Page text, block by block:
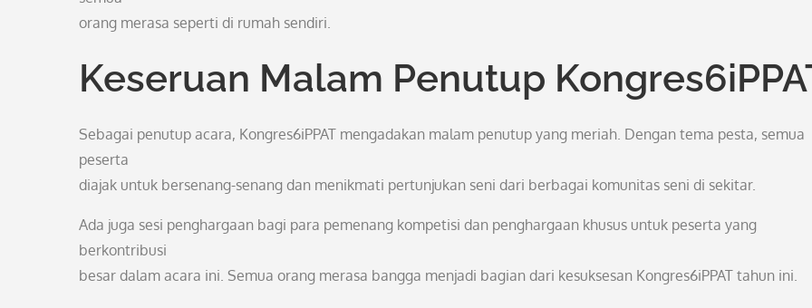
orang merasa seperti di rumah sendiri.
Keseruan Malam Penutup
Sebagai penutup acara, Kongres6iPPAT mengadakan malam penutup yang meriah. Dengan tema pesta, semua
peserta
diajak untuk bersenang-senang dan menikmati pertunjukan seni dari berbagai komunitas seni di sekitar.
Ada juga sesi penghargaan bagi para pemenang kompetisi dan penghargaan khusus untuk peserta yang
berkontribusi
besar dalam acara ini. Semua orang merasa bangga menjadi bagian dari kesuksesan Kongres6iPPAT tahun ini.